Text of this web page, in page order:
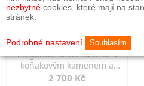
Elegantní stříbrná brož s
koňakovým kamenem a
markazity
2 700 Kč
nezbytné cookies, které mají na
stránek.
Podrobné nastavení Souhlasím